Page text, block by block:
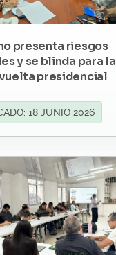
presenta riesgos
y se blinda para la
presidencial
18 JUNIO 2026